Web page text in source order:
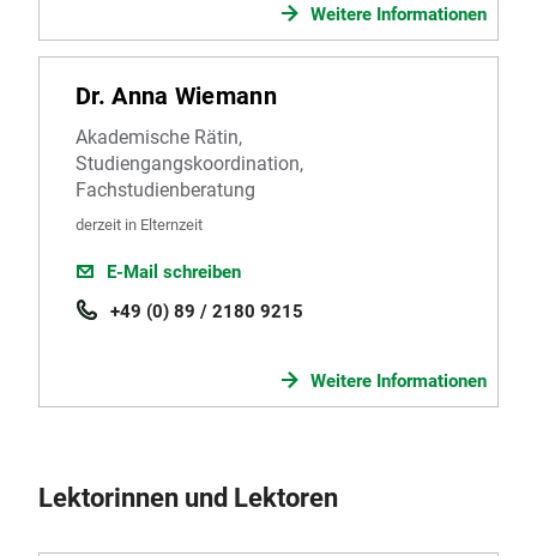
Weitere Informationen
Dr. Anna Wiemann
Akademische Rätin,
Studiengangskoordination,
Fachstudienberatung
derzeit in Elternzeit
E-Mail schreiben
+49 (0) 89 / 2180 9215
Weitere Informationen
Lektorinnen und Lektoren